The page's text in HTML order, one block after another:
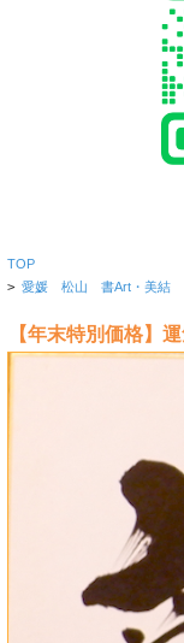
TOP
> 愛媛 松山 書Art・美結
【年末特別価格】